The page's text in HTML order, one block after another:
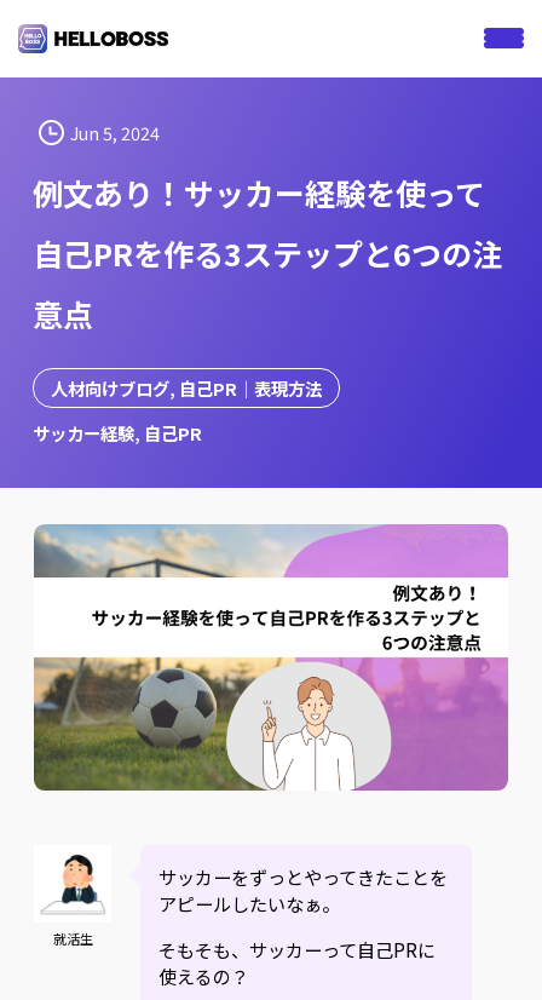
i
Jun 5, 2024
例文あり！サッカー経験を使って
自己PRを作る3ステップと6つの注
意点
人材向けブログ, 自己PR｜表現方法
サッカー経験, 自己PR
就活生
サッカーをずっとやってきたことを
アピールしたいなぁ。
そもそも、サッカーって自己PRに
使えるの？